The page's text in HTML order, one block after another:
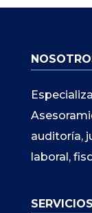
auditoría,
laboral,